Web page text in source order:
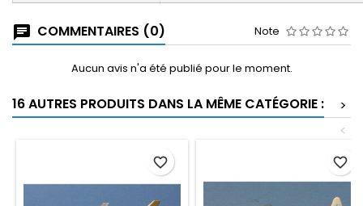
COMMENTAIRES (0) Note
Aucun avis n'a été publié pour le moment.
16 AUTRES PRODUITS DANS LA MÊME CATÉGORIE :
>
<
favorite_border favorite_border